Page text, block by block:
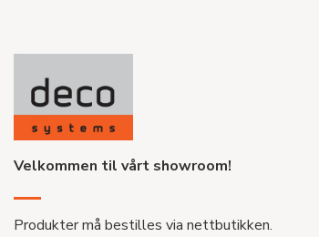
Velkommen til vårt showroom!
Produkter må bestilles via nettbutikken.